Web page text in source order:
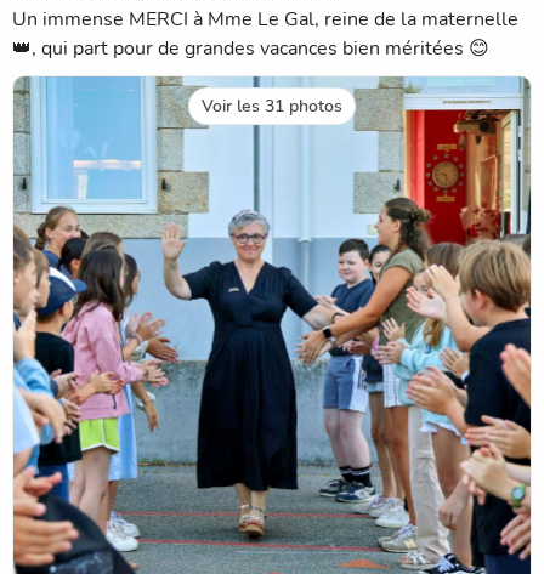
Un immense MERCI à Mme Le Gal, reine de la maternelle
👑, qui part pour de grandes vacances bien méritées 😊
Voir les 31 photos